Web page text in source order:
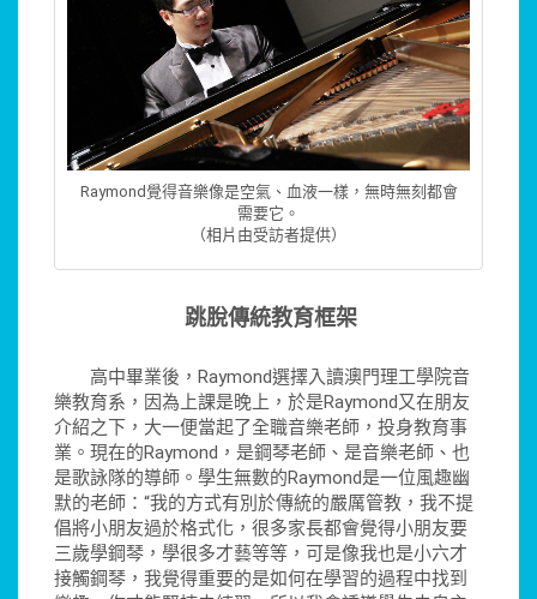
Raymond覺得音樂像是空氣、血液一樣，無時無刻都會
需要它。
（相片由受訪者提供）
跳脫傳統教育框架
高中畢業後，Raymond選擇入讀澳門理工學院音
樂教育系，因為上課是晚上，於是Raymond又在朋友
介紹之下，大一便當起了全職音樂老師，投身教育事
業。現在的Raymond，是鋼琴老師、是音樂老師、也
是歌詠隊的導師。學生無數的Raymond是一位風趣幽
默的老師：“我的方式有別於傳統的嚴厲管教，我不提
倡將小朋友過於格式化，很多家長都會覺得小朋友要
三歲學鋼琴，學很多才藝等等，可是像我也是小六才
接觸鋼琴，我覺得重要的是如何在學習的過程中找到